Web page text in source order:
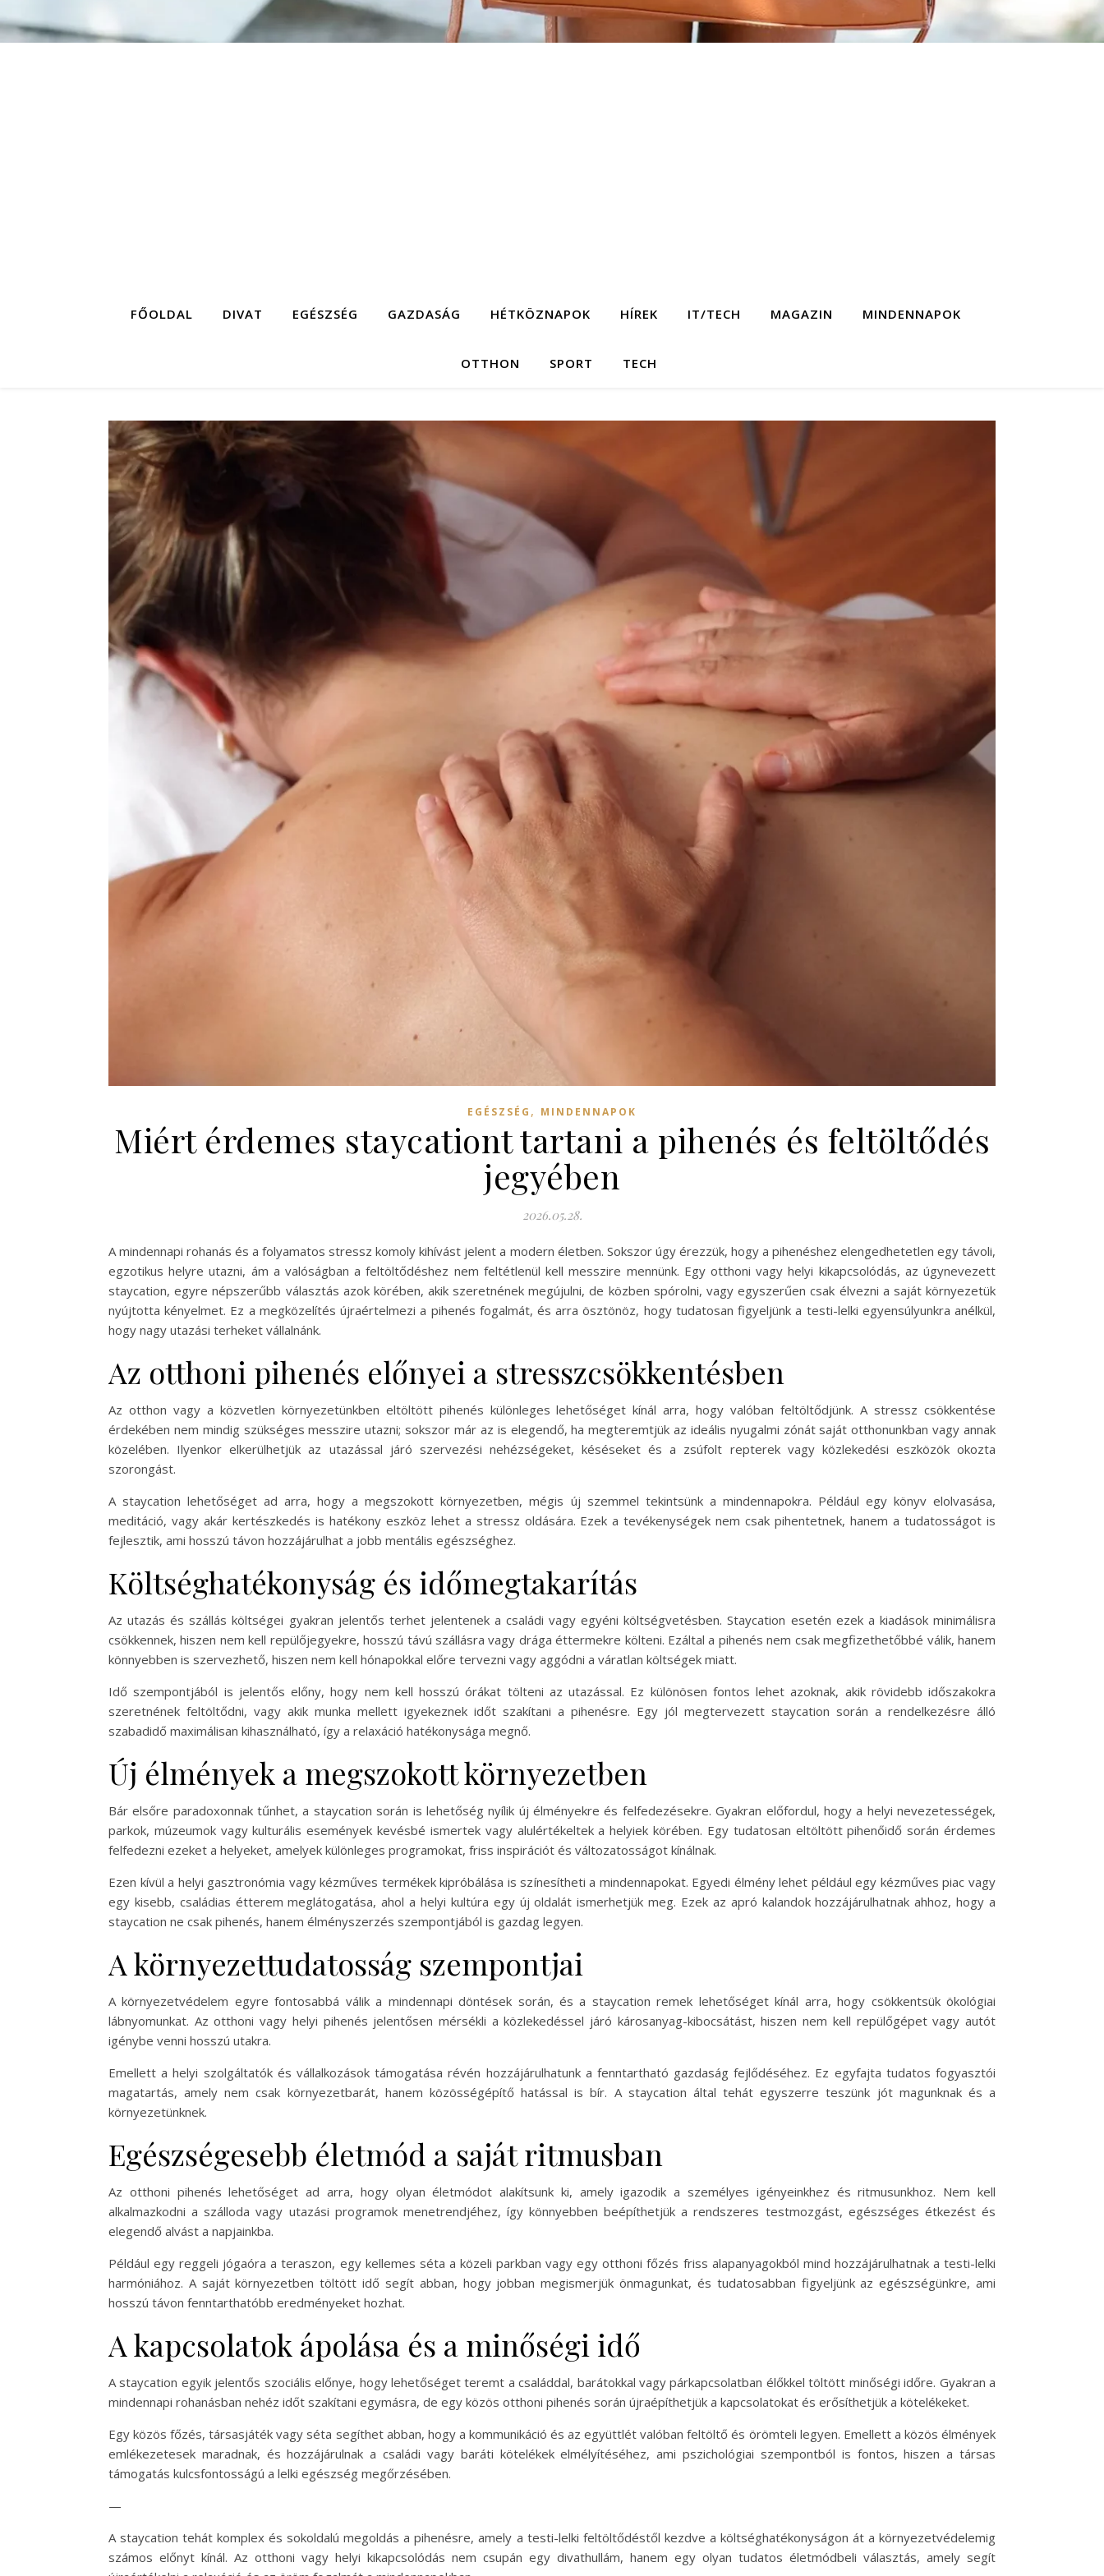
FŐOLDAL DIVAT EGÉSZSÉG GAZDASÁG HÉTKÖZNAPOK HÍREK IT/TECH MAGAZIN MINDENNAPOK
OTTHON SPORT TECH
EGÉSZSÉG , MINDENNAPOK
Miért érdemes staycationt tartani a pihenés és feltöltődés
jegyében
2026.05.28.
A mindennapi rohanás és a folyamatos stressz komoly kihívást jelent a modern életben. Sokszor úgy érezzük, hogy a pihenéshez elengedhetetlen egy távoli,
egzotikus helyre utazni, ám a valóságban a feltöltődéshez nem feltétlenül kell messzire mennünk. Egy otthoni vagy helyi kikapcsolódás, az úgynevezett
staycation, egyre népszerűbb választás azok körében, akik szeretnének megújulni, de közben spórolni, vagy egyszerűen csak élvezni a saját környezetük
nyújtotta kényelmet. Ez a megközelítés újraértelmezi a pihenés fogalmát, és arra ösztönöz, hogy tudatosan figyeljünk a testi-lelki egyensúlyunkra anélkül,
hogy nagy utazási terheket vállalnánk.
Az otthoni pihenés előnyei a stresszcsökkentésben
Az otthon vagy a közvetlen környezetünkben eltöltött pihenés különleges lehetőséget kínál arra, hogy valóban feltöltődjünk. A stressz csökkentése
érdekében nem mindig szükséges messzire utazni; sokszor már az is elegendő, ha megteremtjük az ideális nyugalmi zónát saját otthonunkban vagy annak
közelében. Ilyenkor elkerülhetjük az utazással járó szervezési nehézségeket, késéseket és a zsúfolt repterek vagy közlekedési eszközök okozta
szorongást.
A staycation lehetőséget ad arra, hogy a megszokott környezetben, mégis új szemmel tekintsünk a mindennapokra. Például egy könyv elolvasása,
meditáció, vagy akár kertészkedés is hatékony eszköz lehet a stressz oldására. Ezek a tevékenységek nem csak pihentetnek, hanem a tudatosságot is
fejlesztik, ami hosszú távon hozzájárulhat a jobb mentális egészséghez.
Költséghatékonyság és időmegtakarítás
Az utazás és szállás költségei gyakran jelentős terhet jelentenek a családi vagy egyéni költségvetésben. Staycation esetén ezek a kiadások minimálisra
csökkennek, hiszen nem kell repülőjegyekre, hosszú távú szállásra vagy drága éttermekre költeni. Ezáltal a pihenés nem csak megfizethetőbbé válik, hanem
könnyebben is szervezhető, hiszen nem kell hónapokkal előre tervezni vagy aggódni a váratlan költségek miatt.
Idő szempontjából is jelentős előny, hogy nem kell hosszú órákat tölteni az utazással. Ez különösen fontos lehet azoknak, akik rövidebb időszakokra
szeretnének feltöltődni, vagy akik munka mellett igyekeznek időt szakítani a pihenésre. Egy jól megtervezett staycation során a rendelkezésre álló
szabadidő maximálisan kihasználható, így a relaxáció hatékonysága megnő.
Új élmények a megszokott környezetben
Bár elsőre paradoxonnak tűnhet, a staycation során is lehetőség nyílik új élményekre és felfedezésekre. Gyakran előfordul, hogy a helyi nevezetességek,
parkok, múzeumok vagy kulturális események kevésbé ismertek vagy alulértékeltek a helyiek körében. Egy tudatosan eltöltött pihenőidő során érdemes
felfedezni ezeket a helyeket, amelyek különleges programokat, friss inspirációt és változatosságot kínálnak.
Ezen kívül a helyi gasztronómia vagy kézműves termékek kipróbálása is színesítheti a mindennapokat. Egyedi élmény lehet például egy kézműves piac vagy
egy kisebb, családias étterem meglátogatása, ahol a helyi kultúra egy új oldalát ismerhetjük meg. Ezek az apró kalandok hozzájárulhatnak ahhoz, hogy a
staycation ne csak pihenés, hanem élményszerzés szempontjából is gazdag legyen.
A környezettudatosság szempontjai
A környezetvédelem egyre fontosabbá válik a mindennapi döntések során, és a staycation remek lehetőséget kínál arra, hogy csökkentsük ökológiai
lábnyomunkat. Az otthoni vagy helyi pihenés jelentősen mérsékli a közlekedéssel járó károsanyag-kibocsátást, hiszen nem kell repülőgépet vagy autót
igénybe venni hosszú utakra.
Emellett a helyi szolgáltatók és vállalkozások támogatása révén hozzájárulhatunk a fenntartható gazdaság fejlődéséhez. Ez egyfajta tudatos fogyasztói
magatartás, amely nem csak környezetbarát, hanem közösségépítő hatással is bír. A staycation által tehát egyszerre teszünk jót magunknak és a
környezetünknek.
Egészségesebb életmód a saját ritmusban
Az otthoni pihenés lehetőséget ad arra, hogy olyan életmódot alakítsunk ki, amely igazodik a személyes igényeinkhez és ritmusunkhoz. Nem kell
alkalmazkodni a szálloda vagy utazási programok menetrendjéhez, így könnyebben beépíthetjük a rendszeres testmozgást, egészséges étkezést és
elegendő alvást a napjainkba.
Például egy reggeli jógaóra a teraszon, egy kellemes séta a közeli parkban vagy egy otthoni főzés friss alapanyagokból mind hozzájárulhatnak a testi-lelki
harmóniához. A saját környezetben töltött idő segít abban, hogy jobban megismerjük önmagunkat, és tudatosabban figyeljünk az egészségünkre, ami
hosszú távon fenntarthatóbb eredményeket hozhat.
A kapcsolatok ápolása és a minőségi idő
A staycation egyik jelentős szociális előnye, hogy lehetőséget teremt a családdal, barátokkal vagy párkapcsolatban élőkkel töltött minőségi időre. Gyakran a
mindennapi rohanásban nehéz időt szakítani egymásra, de egy közös otthoni pihenés során újraépíthetjük a kapcsolatokat és erősíthetjük a kötelékeket.
Egy közös főzés, társasjáték vagy séta segíthet abban, hogy a kommunikáció és az együttlét valóban feltöltő és örömteli legyen. Emellett a közös élmények
emlékezetesek maradnak, és hozzájárulnak a családi vagy baráti kötelékek elmélyítéséhez, ami pszichológiai szempontból is fontos, hiszen a társas
támogatás kulcsfontosságú a lelki egészség megőrzésében.
—
A staycation tehát komplex és sokoldalú megoldás a pihenésre, amely a testi-lelki feltöltődéstől kezdve a költséghatékonyságon át a környezetvédelemig
számos előnyt kínál. Az otthoni vagy helyi kikapcsolódás nem csupán egy divathullám, hanem egy olyan tudatos életmódbeli választás, amely segít